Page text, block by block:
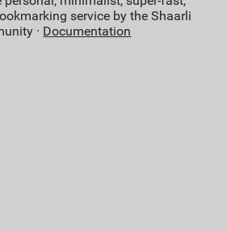
service by the Shaarli
· Documentation